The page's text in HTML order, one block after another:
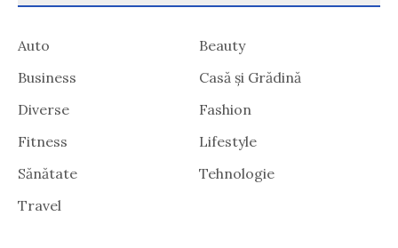
Auto
Beauty
Business
Casă și Grădină
Diverse
Fashion
Fitness
Lifestyle
Sănătate
Tehnologie
Travel